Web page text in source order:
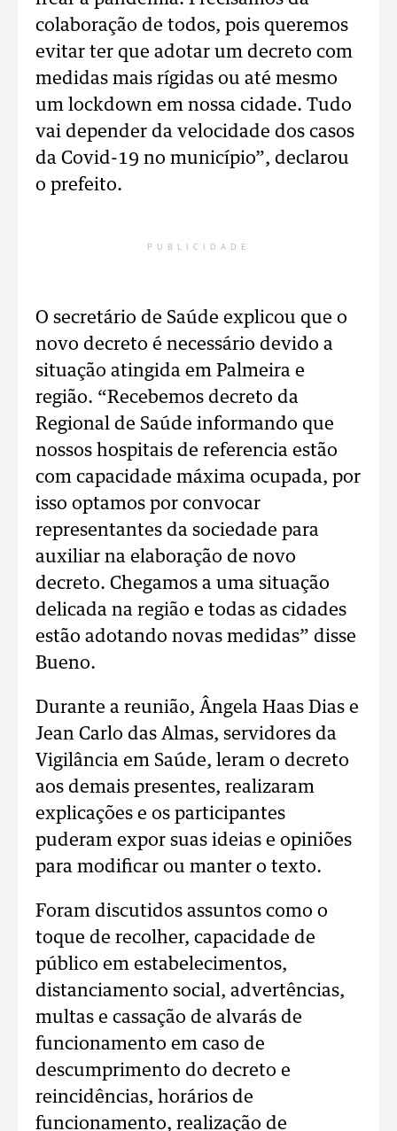
colaboração de todos, pois queremos
evitar ter que adotar um decreto com
medidas mais rígidas ou até mesmo
um lockdown em nossa cidade. Tudo
vai depender da velocidade dos casos
da Covid-19 no município”, declarou
o prefeito.
PUBLICIDADE
O secretário de Saúde explicou que o
novo decreto é necessário devido a
situação atingida em Palmeira e
região. “Recebemos decreto da
Regional de Saúde informando que
nossos hospitais de referencia estão
com capacidade máxima ocupada, por
isso optamos por convocar
representantes da sociedade para
auxiliar na elaboração de novo
decreto. Chegamos a uma situação
delicada na região e todas as cidades
estão adotando novas medidas” disse
Bueno.
Durante a reunião, Ângela Haas Dias e
Jean Carlo das Almas, servidores da
Vigilância em Saúde, leram o decreto
aos demais presentes, realizaram
explicações e os participantes
puderam expor suas ideias e opiniões
para modificar ou manter o texto.
Foram discutidos assuntos como o
toque de recolher, capacidade de
público em estabelecimentos,
distanciamento social, advertências,
multas e cassação de alvarás de
funcionamento em caso de
descumprimento do decreto e
reincidências, horários de
funcionamento, realização de